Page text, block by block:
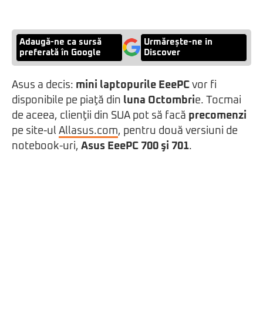
Adaugă-ne ca sursă
preferată în Google
Urmărește-ne in
Discover
Asus a decis: mini laptopurile EeePC vor fi
disponibile pe piaţă din luna Octombrie. Tocmai
de aceea, clienţii din SUA pot să facă precomenzi
pe site-ul Allasus.com, pentru două versiuni de
notebook-uri, Asus EeePC 700 şi 701.